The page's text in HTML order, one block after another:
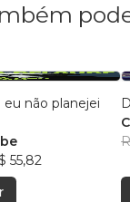
eu não planejei
55,82